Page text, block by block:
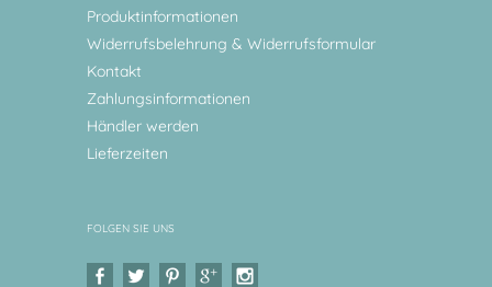
Produktinformationen
Widerrufsbelehrung & Widerrufsformular
Kontakt
Zahlungsinformationen
Händler werden
Lieferzeiten
FOLGEN SIE UNS